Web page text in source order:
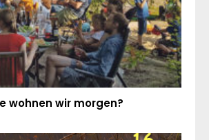
wohnen wir morgen?